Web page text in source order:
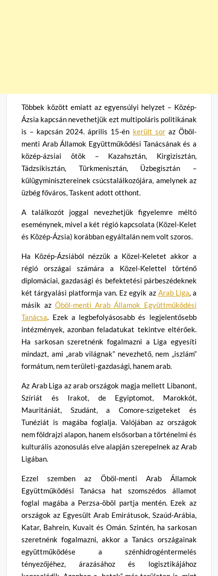
Többek között emiatt az egyensúlyi helyzet – Közép-
Ázsia kapcsán nevethetjük ezt multipoláris politikának
is – kapcsán 2024. április 15-én került soraz Öböl-
menti Arab Államok Együttműködési Tanácsának és a
közép-ázsiai ötök – Kazahsztán, Kirgizisztán,
Tádzsikisztán, Türkmenisztán, Üzbegisztán –
külügyminisztereinek csúcstalálkozójára, amelynek az
üzbég főváros, Taskent adott otthont.
A találkozót joggal nevezhetjük figyelemre méltó
eseménynek, mivel a két régió kapcsolata (Közel-Kelet
és Közép-Ázsia) korábban egyáltalán nem volt szoros.
Ha Közép-Ázsiából nézzük a Közel-Keletet akkor a
régió országai számára a Közel-Kelettel történő
diplomáciai, gazdasági és befektetési párbeszédeknek
két tárgyalási platformja van. Ez egyik az Arab Liga, a
másik az Öböl-menti Arab Államok Együttműködési
Tanácsa. Ezek a legbefolyásosabb és legjelentősebb
intézmények, azonban feladatukat tekintve eltérőek.
Ha sarkosan szeretnénk fogalmazni a Liga egyesíti
mindazt, ami „arab világnak” nevezhető, nem „iszlám”
formátum, nem területi-gazdasági, hanem arab.
Az Arab Liga az arab országok magja mellett Libanont,
Szíriát és Irakot, de Egyiptomot, Marokkót,
Mauritániát, Szudánt, a Comore-szigeteket és
Tunéziát is magába foglalja. Valójában az országok
nem földrajzi alapon, hanem elsősorban a történelmi és
kulturális azonosulás elve alapján szerepelnek az Arab
Ligában.
Ezzel szemben az Öböl-menti Arab Államok
Együttműködési Tanácsa hat szomszédos államot
foglal magába a Perzsa-öböl partja mentén. Ezek az
országok az Egyesült Arab Emirátusok, Szaúd-Arábia,
Katar, Bahrein, Kuvait és Omán. Szintén, ha sarkosan
szeretnénk fogalmazni, akkor a Tanács országainak
együttműködése a szénhidrogéntermelés
tényezőjéhez, árazásához és logisztikájához